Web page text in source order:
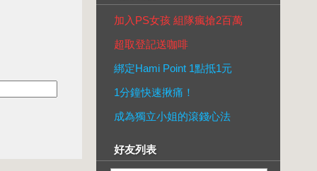
加入PS女孩 組隊瘋搶2百萬
超取登記送咖啡
綁定Hami Point 1點抵1元
1分鐘快速揪痛！
成為獨立小姐的滾錢心法
好友列表